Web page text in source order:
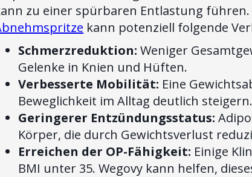
zu einer spürbaren Entlastung
kann potenziell folgende
Schmerzreduktion: Weniger
Gelenke in Knien und Hüften.
Verbesserte Mobilität: Eine
Beweglichkeit im Alltag deutlich steigern.
Geringerer Entzündungsstatus:
Körper, die durch Gewichtsverlust
Erreichen der OP-Fähigkeit: Einige
BMI unter 35. Wegovy kann helfen,